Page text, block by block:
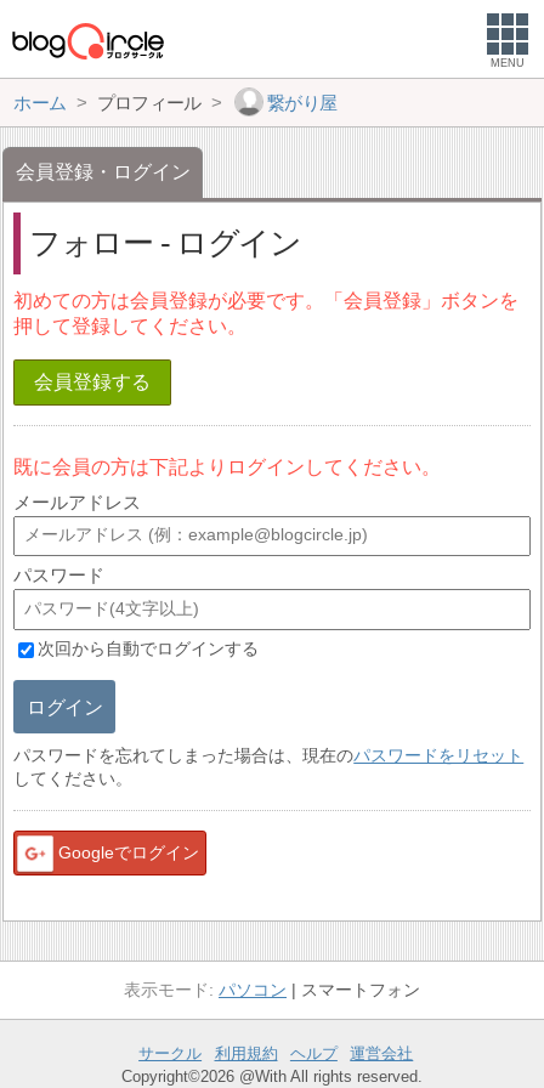
MENU
ホーム プロフィール 繋がり屋
会員登録・ログイン
フォロー - ログイン
初めての方は会員登録が必要です。「会員登録」ボタンを
押して登録してください。
会員登録する
既に会員の方は下記よりログインしてください。
メールアドレス
パスワード
次回から自動でログインする
ログイン
パスワードを忘れてしまった場合は、現在のパスワードをリセット
してください。
Googleでログイン
パソコン スマートフォン
サークル 利用規約 ヘルプ
運営会社
Copyright©2026 @With All rights reserved.